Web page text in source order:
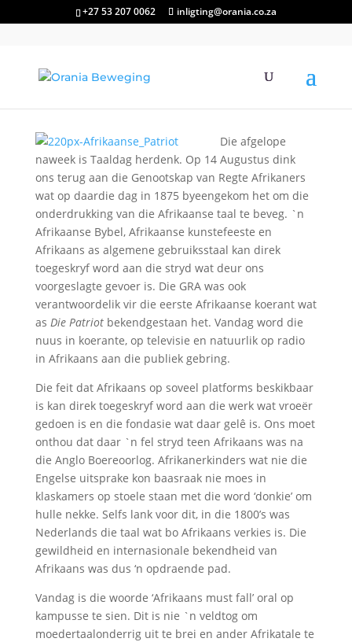
+27 53 207 0062 inligting@orania.co.za
Die afgelope
naweek is Taaldag herdenk. Op 14 Augustus dink
ons terug aan die Genootskap van Regte Afrikaners
wat op daardie dag in 1875 byeengekom het om die
onderdrukking van die Afrikaanse taal te beveg. `n
Afrikaanse Bybel, Afrikaanse kunstefeeste en
Afrikaans as algemene gebruiksstaal kan direk
toegeskryf word aan die stryd wat deur ons
voorgeslagte gevoer is. Die GRA was ook
verantwoordelik vir die eerste Afrikaanse koerant wat
as Die Patriotbekendgestaan het. Vandag word die
nuus in koerante, op televisie en natuurlik op radio
in Afrikaans aan die publiek gebring.
Die feit dat Afrikaans op soveel platforms beskikbaar
is kan direk toegeskryf word aan die werk wat vroeër
gedoen is en die fondasie wat daar gelê is. Ons moet
onthou dat daar `n fel stryd teen Afrikaans was na
die Anglo Boereoorlog. Afrikanerkinders wat nie die
Engelse uitsprake kon baasraak nie moes in
klaskamers op stoele staan met die word ‘donkie’ om
hulle nekke. Selfs lank voor dit, in die 1800’s was
Nederlands die taal wat bo Afrikaans verkies is. Die
gewildheid en internasionale bekendheid van
Afrikaans was dus ‘n opdraende pad.
Vandag is die woorde ‘Afrikaans must fall’ oral op
kampusse te sien. Dit is nie `n veldtog om
moedertaalonderrig uit te brei en ander Afrikatale te